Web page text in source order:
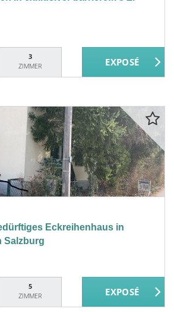
3
ZIMMER
Eckreihenhaus in
Salzburg
5
ZIMMER